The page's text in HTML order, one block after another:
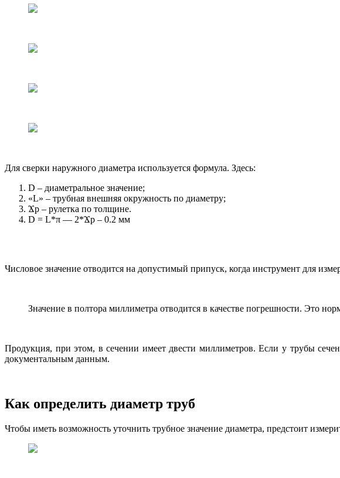
Для сверки наружного диаметра используется формула. Здесь:
D – диаметральное значение;
«L» – трубная внешняя окружность по диаметру;
Ϫp – рулетка по толщине.
D = L*π — 2*Ϫp – 0.2 мм
Числовое значение отводится на допустимый припуск, когда инструмент для
Значение в полтора миллиметра отводится в качестве погрешности. Это
Продукция, при этом, в сечении имеет двести миллиметров. Если у трубы
документальным данным.
Как определить диаметр труб
Чтобы иметь возможность уточнить трубное значение диаметра, предстоит